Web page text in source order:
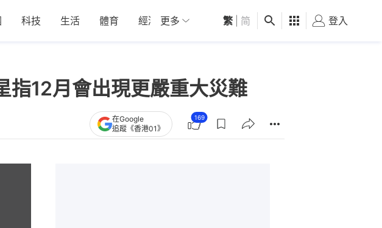
科技 生活 體育 經濟 01深圳 觀點 健康 好食玩飛
更多 繁 简 登入
12月會出現更嚴重大災難
在Google
追蹤《香港01》
169